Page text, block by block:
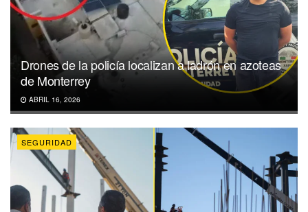
Drones de la policía localizan a ladrón en azoteas
de Monterrey
ABRIL 16, 2026
SEGURIDAD